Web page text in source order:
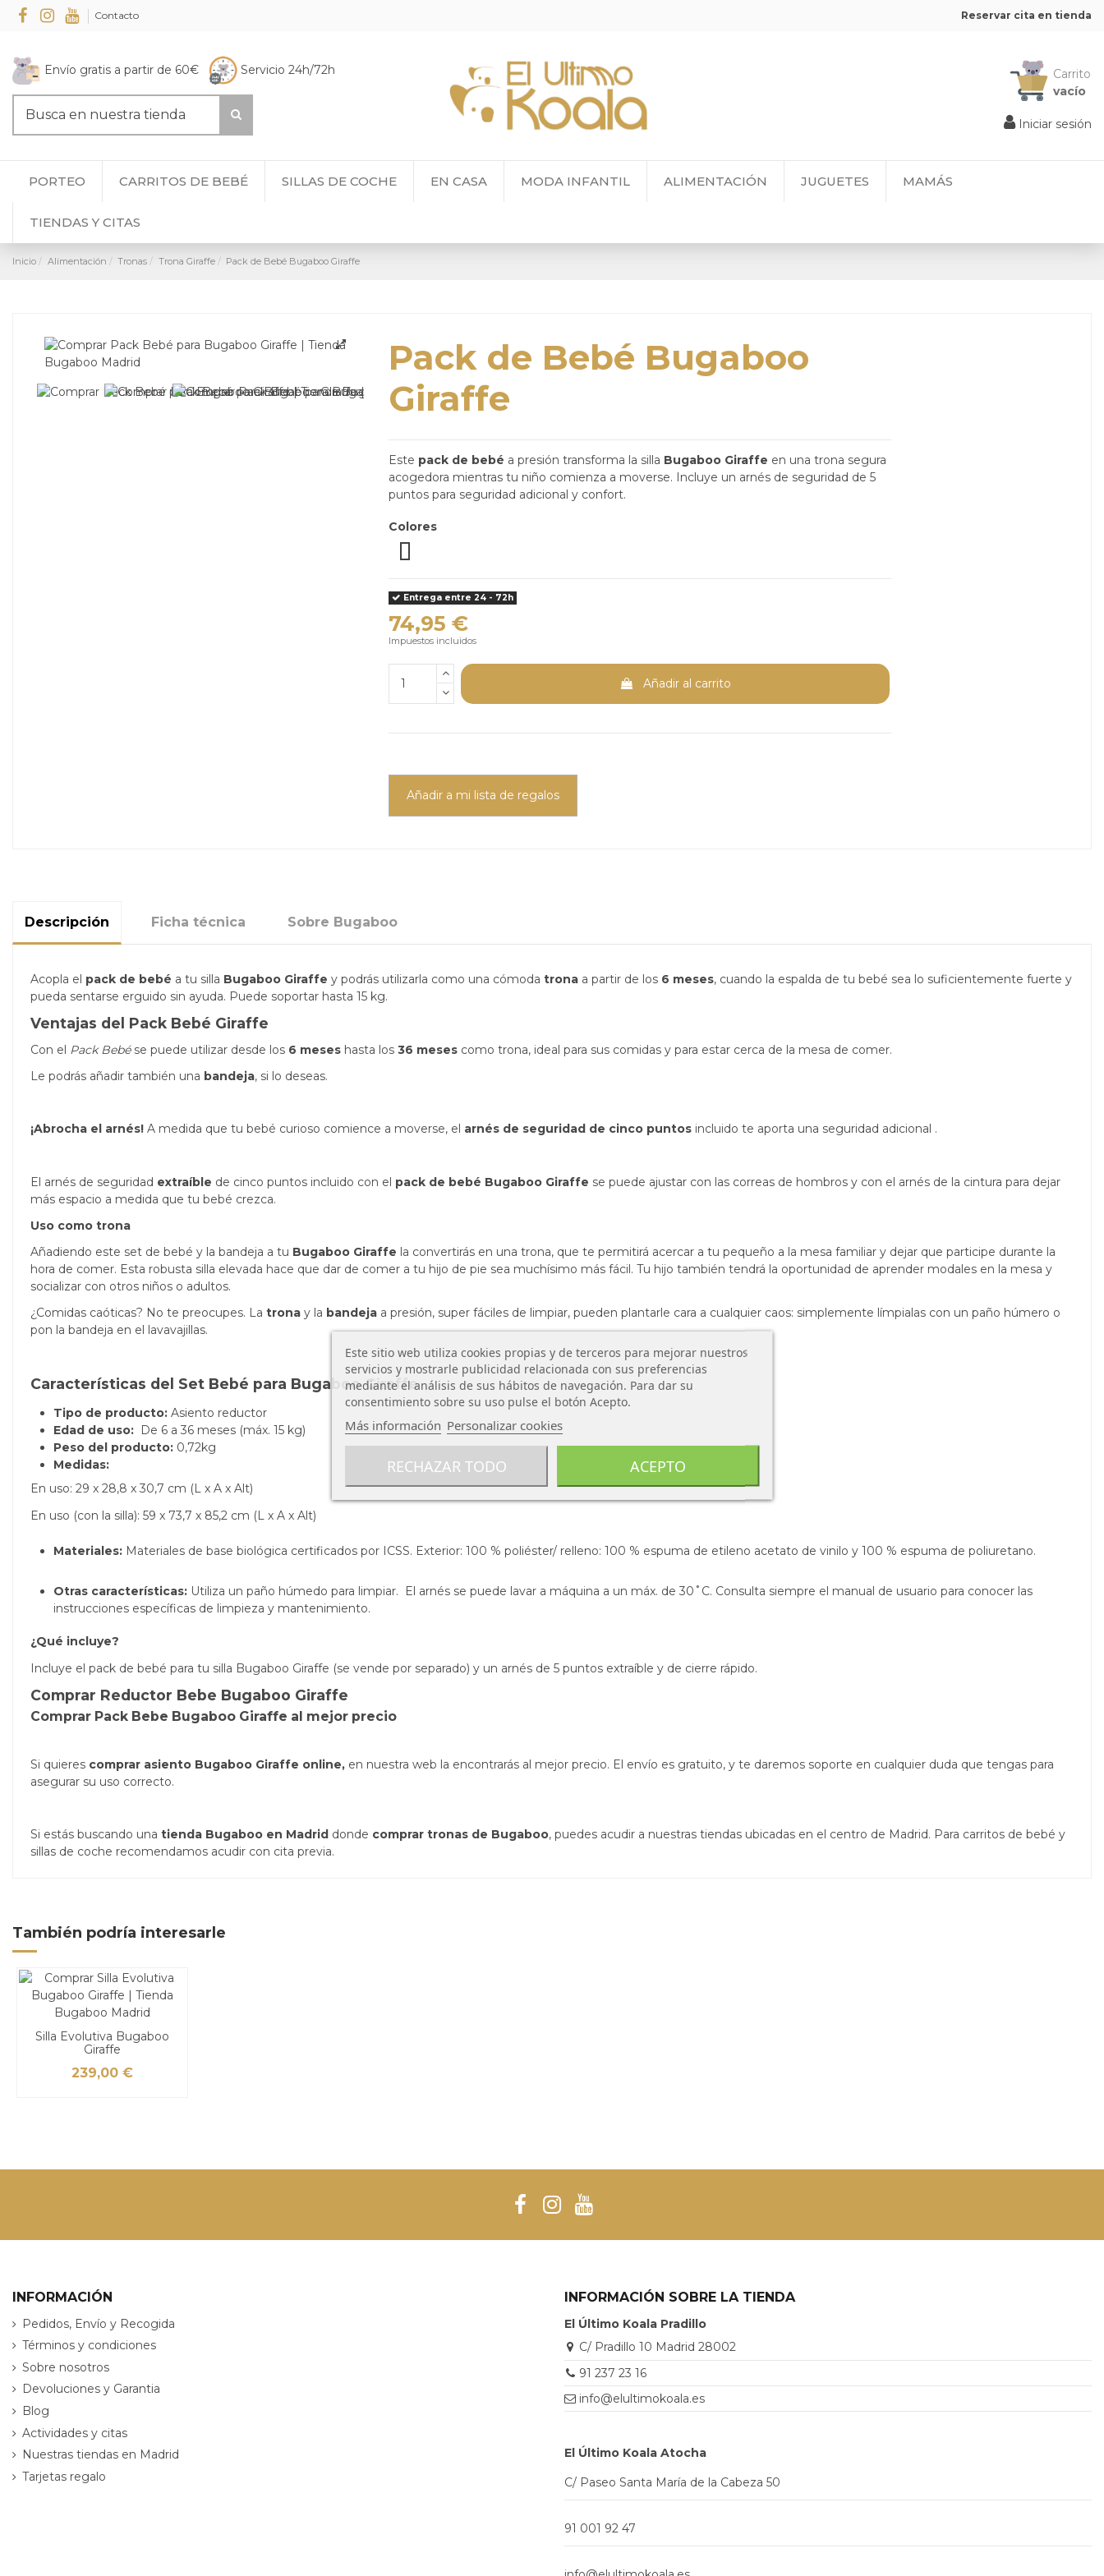
Contacto Reservar cita en tienda
Envío gratis a partir de 60€ Servicio 24h/72h
Carrito
vacío
Iniciar sesión
PORTEO CARRITOS DE BEBÉ SILLAS DE COCHE EN CASA MODA INFANTIL ALIMENTACIÓN JUGUETES MAMÁS
TIENDAS Y CITAS
Inicio Alimentación Tronas Trona Giraffe Pack de Bebé Bugaboo Giraffe
Pack de Bebé Bugaboo
Giraffe
Este pack de bebé a presión transforma la silla Bugaboo Giraffe en una trona segura
acogedora mientras tu niño comienza a moverse. Incluye un arnés de seguridad de 5
puntos para seguridad adicional y confort.
Colores
Negro
Gris
Entrega entre 24 - 72h
74,95 €
Impuestos incluidos
Añadir al carrito
Añadir a mi lista de regalos
Descripción Ficha técnica Sobre Bugaboo
Acopla el pack de bebé a tu silla Bugaboo Giraffe y podrás utilizarla como una cómoda trona a partir de los 6 meses, cuando la espalda de tu bebé sea lo suficientemente fuerte y
pueda sentarse erguido sin ayuda. Puede soportar hasta 15 kg.
Ventajas del Pack Bebé Giraffe
Con el Pack Bebé se puede utilizar desde los 6 meses hasta los 36 meses como trona, ideal para sus comidas y para estar cerca de la mesa de comer.
Le podrás añadir también una bandeja, si lo deseas.
¡Abrocha el arnés! A medida que tu bebé curioso comience a moverse, el arnés de seguridad de cinco puntos incluido te aporta una seguridad adicional .
El arnés de seguridad extraíble de cinco puntos incluido con el pack de bebé Bugaboo Giraffe se puede ajustar con las correas de hombros y con el arnés de la cintura para dejar
más espacio a medida que tu bebé crezca.
Uso como trona
Añadiendo este set de bebé y la bandeja a tu Bugaboo Giraffe la convertirás en una trona, que te permitirá acercar a tu pequeño a la mesa familiar y dejar que participe durante la
hora de comer. Esta robusta silla elevada hace que dar de comer a tu hijo de pie sea muchísimo más fácil. Tu hijo también tendrá la oportunidad de aprender modales en la mesa y
socializar con otros niños o adultos.
¿Comidas caóticas? No te preocupes. La trona y la bandeja a presión, super fáciles de limpiar, pueden plantarle cara a cualquier caos: simplemente límpialas con un paño húmero o
pon la bandeja en el lavavajillas.
Características del Set Bebé para Bugaboo Giraffe
Tipo de producto: Asiento reductor
Edad de uso: De 6 a 36 meses (máx. 15 kg)
Peso del producto: 0,72kg
Medidas:
En uso: 29 x 28,8 x 30,7 cm (L x A x Alt)
En uso (con la silla): 59 x 73,7 x 85,2 cm (L x A x Alt)
Materiales: Materiales de base biológica certificados por ICSS. Exterior: 100 % poliéster/ relleno: 100 % espuma de etileno acetato de vinilo y 100 % espuma de poliuretano.
Otras características: Utiliza un paño húmedo para limpiar. El arnés se puede lavar a máquina a un máx. de 30˚C. Consulta siempre el manual de usuario para conocer las
instrucciones específicas de limpieza y mantenimiento.
¿Qué incluye?
Incluye el pack de bebé para tu silla Bugaboo Giraffe (se vende por separado) y un arnés de 5 puntos extraíble y de cierre rápido.
Comprar Reductor Bebe Bugaboo Giraffe
Comprar Pack Bebe Bugaboo Giraffe al mejor precio
Si quieres comprar asiento Bugaboo Giraffe online, en nuestra web la encontrarás al mejor precio. El envío es gratuito, y te daremos soporte en cualquier duda que tengas para
asegurar su uso correcto.
Si estás buscando una tienda Bugaboo en Madrid donde comprar tronas de Bugaboo, puedes acudir a nuestras tiendas ubicadas en el centro de Madrid. Para carritos de bebé y
sillas de coche recomendamos acudir con cita previa.
También podría interesarle
Silla Evolutiva Bugaboo
Giraffe
239,00 €
INFORMACIÓN
Pedidos, Envío y Recogida
Términos y condiciones
Sobre nosotros
Devoluciones y Garantia
Blog
Actividades y citas
Nuestras tiendas en Madrid
Tarjetas regalo
INFORMACIÓN SOBRE LA TIENDA
El Último Koala Pradillo
C/ Pradillo 10 Madrid 28002
91 237 23 16
info@elultimokoala.es
El Último Koala Atocha
C/ Paseo Santa María de la Cabeza 50
91 001 92 47
Este sitio web utiliza cookies propias y de terceros para mejorar nuestros
servicios y mostrarle publicidad relacionada con sus preferencias
mediante el análisis de sus hábitos de navegación. Para dar su
consentimiento sobre su uso pulse el botón Acepto.
Más información Personalizar cookies
RECHAZAR TODO ACEPTO